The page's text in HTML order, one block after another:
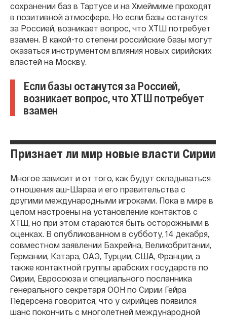
сохранении баз в Тартусе и на Хмеймиме проходят
в позитивной атмосфере. Но если базы останутся
за Россией, возникает вопрос, что ХТШ потребует
взамен. В какой-то степени российские базы могут
оказаться инструментом влияния новых сирийских
властей на Москву.
Если базы останутся за Россией,
возникает вопрос, что ХТШ потребует
взамен
Признает ли мир новые власти Сирии
Многое зависит и от того, как будут складываться
отношения аш-Шараа и его правительства с
другими международными игроками. Пока в мире в
целом настроены на установление контактов с
ХТШ, но при этом стараются быть осторожными в
оценках. В опубликованном в субботу, 14 декабря,
совместном заявлении Бахрейна, Великобритании,
Германии, Катара, ОАЭ, Турции, США, Франции, а
также контактной группы арабских государств по
Сирии, Евросоюза и специального посланника
генерального секретаря ООН по Сирии Гейра
Педерсена говорится, что у сирийцев появился
шанс покончить с многолетней международной